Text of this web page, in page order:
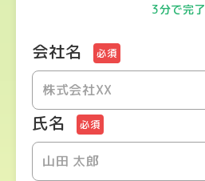
3分で完了
会社名 必須
氏名 必須